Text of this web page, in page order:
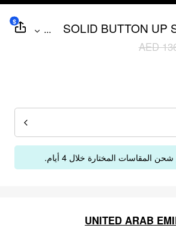
SOLID BUTTON UP
...
AED
$
المختارة خلال 4 أيام.
UNITED ARAB